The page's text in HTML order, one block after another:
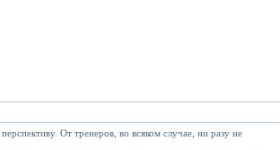
От тренеров, во всяком случае, ни разу не